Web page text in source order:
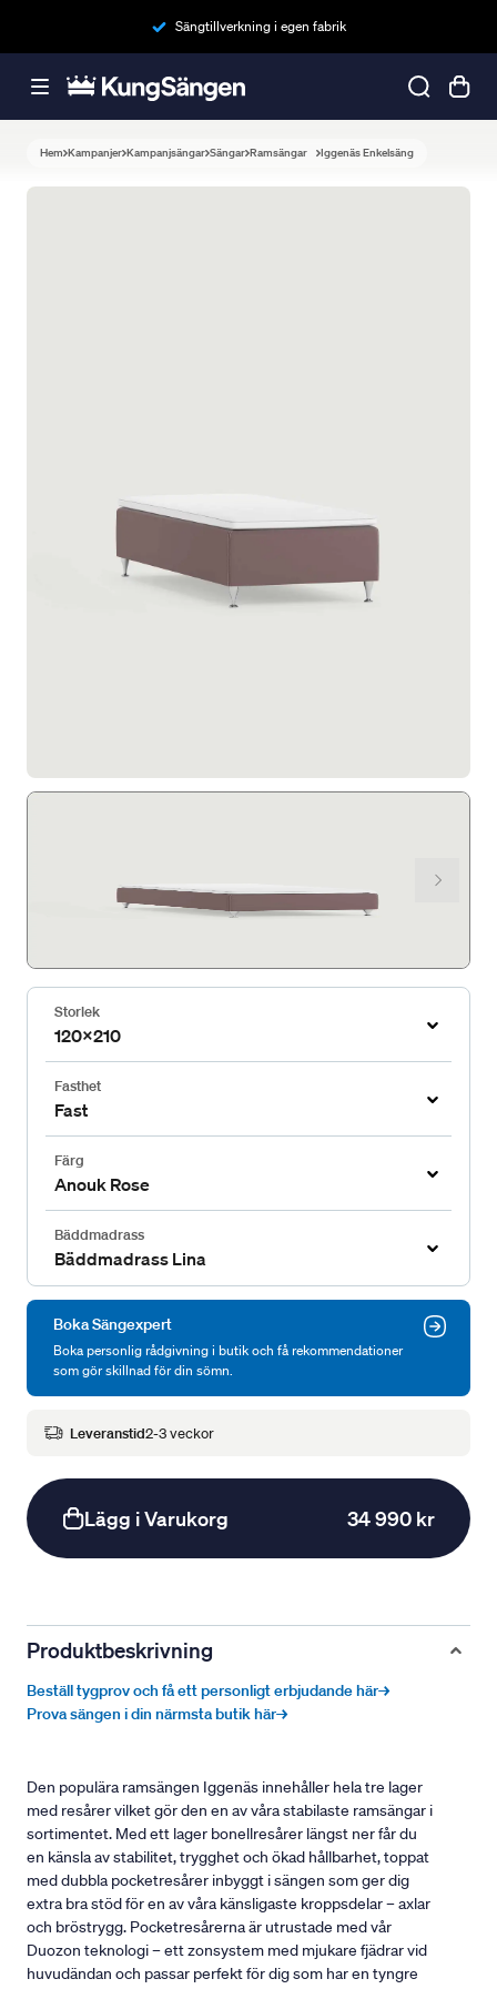
Sängtillverkning i egen fabrik
Hem Kampanjer Kampanjsängar Sängar Ramsängar Iggenäs Enkelsäng
Storlek
120x210
Fasthet
Fast
Färg
Anouk Rose
Bäddmadrass
Bäddmadrass Lina
Boka Sängexpert
Boka personlig rådgivning i butik och få rekommendationer
som gör skillnad för din sömn.
Leveranstid2-3 veckor
Lägg i Varukorg 34 990 kr
Produktbeskrivning
Beställ tygprov och få ett personligt erbjudande här→
Prova sängen i din närmsta butik här→
Den populära ramsängen Iggenäs innehåller hela tre lager
med resårer vilket gör den en av våra stabilaste ramsängar i
sortimentet. Med ett lager bonellresårer längst ner får du
en känsla av stabilitet, trygghet och ökad hållbarhet, toppat
med dubbla pocketresårer inbyggt i sängen som ger dig
extra bra stöd för en av våra känsligaste kroppsdelar – axlar
och bröstrygg. Pocketresårerna är utrustade med vår
Duozon teknologi – ett zonsystem med mjukare fjädrar vid
huvudändan och passar perfekt för dig som har en tyngre